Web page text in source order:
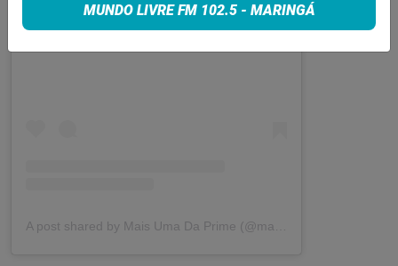
MUNDO LIVRE FM 102.5 - MARINGÁ